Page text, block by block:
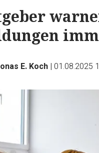
E. Koch | 01.08.2025